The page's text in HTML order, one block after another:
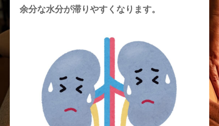
余分な水分が滞りやすくなります。